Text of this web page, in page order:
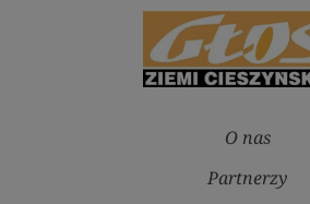
O nas
Partnerzy